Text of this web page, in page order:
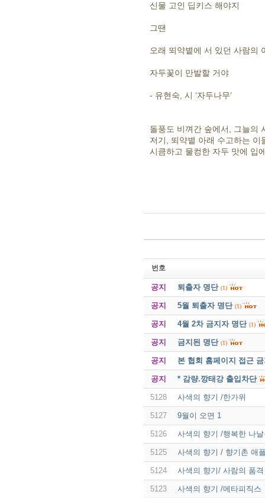
신물 고인 딥키스 해야지
그땐
오래 뙤약볕에 서 있던 사람의
자두꽃이 만발할 거야
- 유현숙, 시 ‘자두나무’
돌풍도 비껴간 숲에서, 그늘의
저기, 뙤약볕 아래 수고하는 이
시큼하고 물컹한 자두 맛에 입
번호
공지 퇴출자 명단 (1)
공지 5월 퇴출자 명단 (1)
공지 4월 2차 금지자 명단 (1)
공지 금지된 명단 (1)
공지 본 협회 홈페이지 접근
공지 * 감량.깡태강 출입차단
5128 사색의 향기 /한가위
5127 9월이 오면 1
5126 사색의 향기 /행복한 나날
5125 사색의 향기 / 향기촌 애
5124 사색의 향기/ 사람의 품격
5123 사색의 향기 /메타피직스